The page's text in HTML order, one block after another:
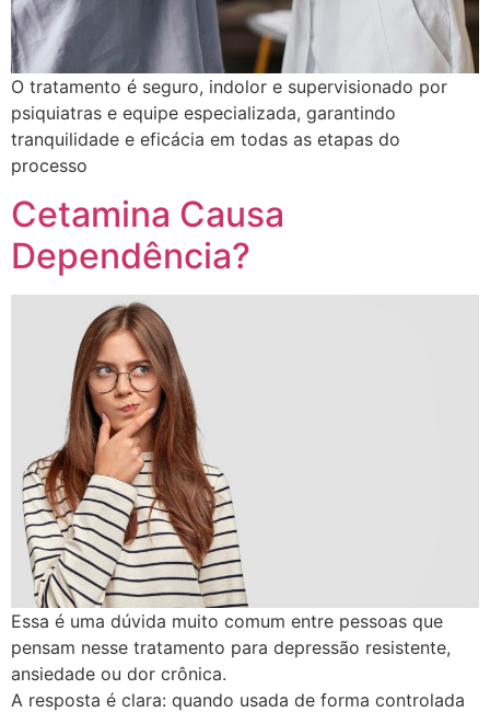
O tratamento é seguro, indolor e supervisionado por
psiquiatras e equipe especializada, garantindo
tranquilidade e eficácia em todas as etapas do
processo
Cetamina Causa
Dependência?
Essa é uma dúvida muito comum entre pessoas que
pensam nesse tratamento para depressão resistente,
ansiedade ou dor crônica.
A resposta é clara: quando usada de forma controlada